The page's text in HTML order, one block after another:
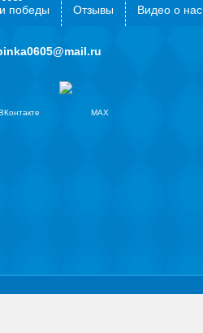
победы Отзывы Видео о нас
MAX